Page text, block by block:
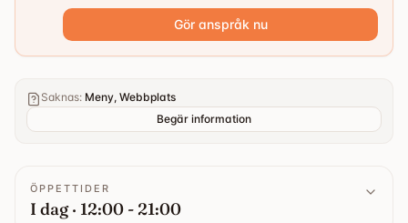
Gör anspråk nu
Saknas: Meny, Webbplats
Begär information
ÖPPETTIDER
I dag · 12:00 - 21:00